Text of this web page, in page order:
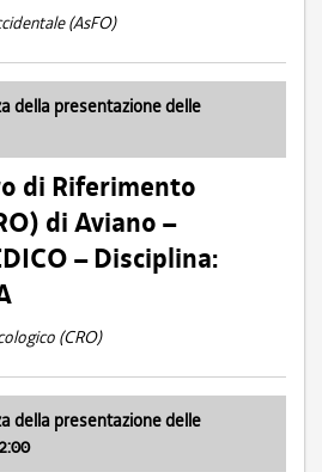
(AsFO)
della presentazione delle
di Riferimento
di Aviano –
– Disciplina:
(CRO)
della presentazione delle